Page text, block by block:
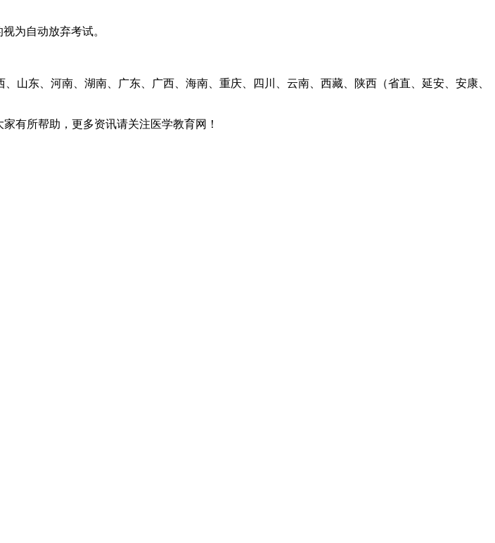
为自动放弃考试。
山东、河南、湖南、广东、广西、海南、重庆、四川、云南、西藏、陕西（省直、延安、安康、
有所帮助，更多资讯请关注医学教育网！